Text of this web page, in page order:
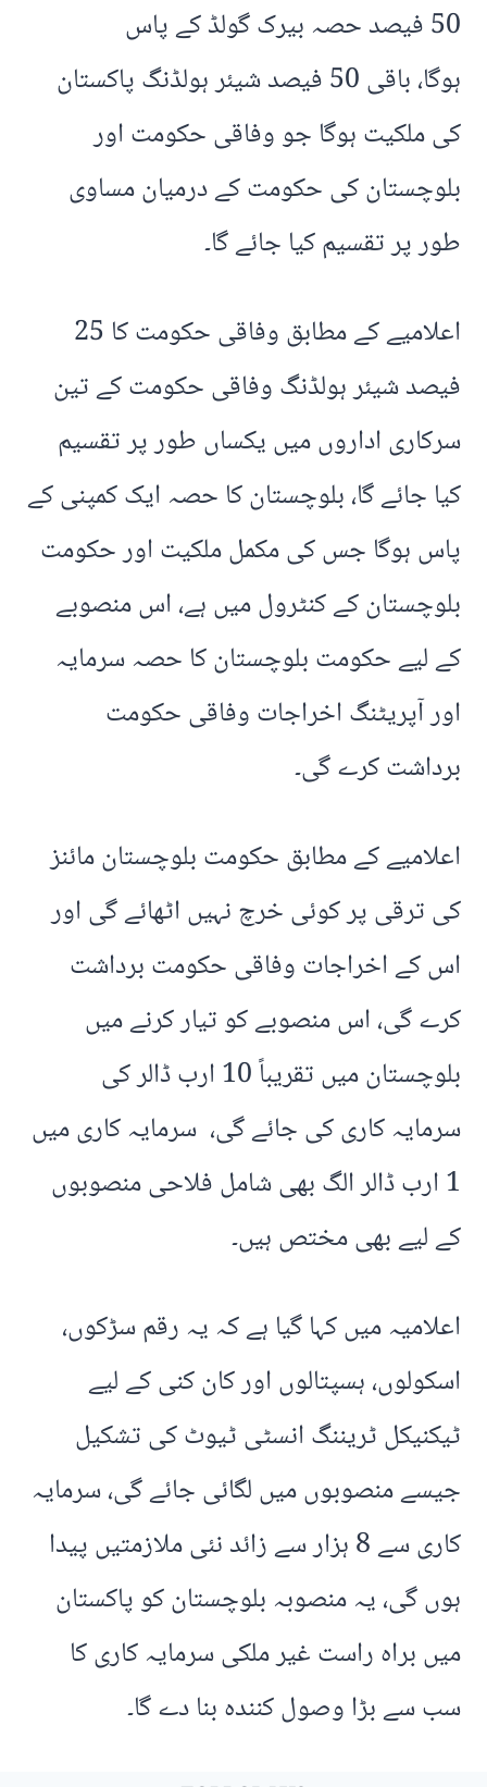
50 فیصد حصہ بیرک گولڈ کے پاس
ہوگا، باقی 50 فیصد شیئر ہولڈنگ پاکستان
کی ملکیت ہوگا جو وفاقی حکومت اور
بلوچستان کی حکومت کے درمیان مساوی
طور پر تقسیم کیا جائے گا۔
اعلامیے کے مطابق وفاقی حکومت کا 25
فیصد شیئر ہولڈنگ وفاقی حکومت کے تین
سرکاری اداروں میں یکساں طور پر تقسیم
کیا جائے گا، بلوچستان کا حصہ ایک کمپنی کے
پاس ہوگا جس کی مکمل ملکیت اور حکومت
بلوچستان کے کنٹرول میں ہے، اس منصوبے
کے لیے حکومت بلوچستان کا حصہ سرمایہ
اور آپریٹنگ اخراجات وفاقی حکومت
برداشت کرے گی۔
اعلامیے کے مطابق حکومت بلوچستان مائنز
کی ترقی پر کوئی خرچ نہیں اٹھائے گی اور
اس کے اخراجات وفاقی حکومت برداشت
کرے گی، اس منصوبے کو تیار کرنے میں
بلوچستان میں تقریباً 10 ارب ڈالر کی
سرمایہ کاری کی جائے گی، سرمایہ کاری میں
1 ارب ڈالر الگ بھی شامل فلاحی منصوبوں
کے لیے بھی مختص ہیں۔
اعلامیہ میں کہا گیا ہے کہ یہ رقم سڑکوں،
اسکولوں، ہسپتالوں اور کان کنی کے لیے
ٹیکنیکل ٹریننگ انسٹی ٹیوٹ کی تشکیل
جیسے منصوبوں میں لگائی جائے گی، سرمایہ
کاری سے 8 ہزار سے زائد نئی ملازمتیں پیدا
ہوں گی، یہ منصوبہ بلوچستان کو پاکستان
میں براہ راست غیر ملکی سرمایہ کاری کا
سب سے بڑا وصول کنندہ بنا دے گا۔